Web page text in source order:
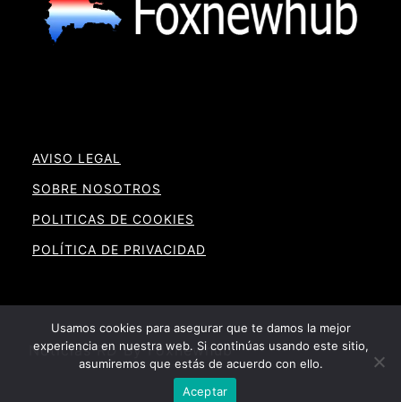
AVISO LEGAL
SOBRE NOSOTROS
POLITICAS DE COOKIES
POLÍTICA DE PRIVACIDAD
Noticias RD By Foxnewhub
Usamos cookies para asegurar que te damos la mejor
experiencia en nuestra web. Si continúas usando este sitio,
asumiremos que estás de acuerdo con ello.
Aceptar